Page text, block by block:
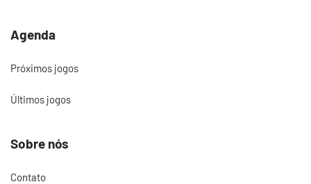
Agenda
Próximos jogos
Últimos jogos
Sobre nós
Contato